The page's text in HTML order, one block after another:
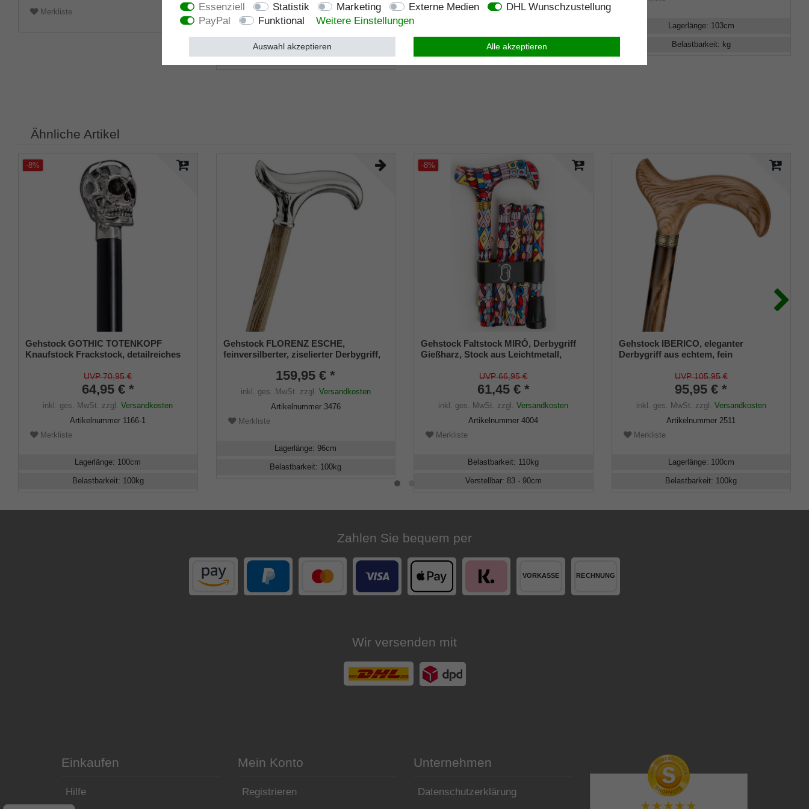
Merkliste
Merkliste
Lagerlänge:100cm
Belastbarkeit:100kg
Lagerlänge: 103cm
Belastbarkeit: kg
Ähnliche Artikel
-8%
Gehstock GOTHIC TOTENKOPF
Knaufstock Frackstock, detailreiches
Totenschädels, aufgesetzt auf einen
Stock aus Buchenholz seidenmatt-
schwarz lackiert, inklusiv
Schlankpuffer.
UVP 70,95 €
64,95 € *
inkl. ges. MwSt. zzgl.Versandkosten
Artikelnummer 1166-1
Merkliste
Lagerlänge: 100cm
Belastbarkeit: 100kg
Gehstock FLORENZ ESCHE,
feinversilberter, ziselierter Derbygriff,
zart geflammt, inklusive passendem
Gummipuffer
159,95 € *
inkl. ges. MwSt. zzgl. Versandkosten
Artikelnummer 3476
Merkliste
Lagerlänge:96cm
Belastbarkeit: 100kg
-8%
Gehstock Faltstock MIRÓ, Derbygriff
Gießharz, Stock aus Leichtmetall,
Schlankpuffer, Halteklammer und
UVP 66,95 €
61,45 € *
inkl. ges. MwSt. zzgl.Versandkosten
Artikelnummer4004
Merkliste
Belastbarkeit: 110kg
Verstellbar: 83 - 90cm
Gehstock IBERICO, eleganter
Derbygriff aus echtem, fein
mit Messing-Schmuckring auf einen
Stock aus edlem, geschältem
Perlcongo-Kastanienholz, inklusive
Gummipuffer.
UVP 105,95 €
95,95 € *
inkl. ges. MwSt. zzgl. Versandkosten
Artikelnummer2511
Merkliste
Lagerlänge: 100cm
Belastbarkeit: 100kg
Zahlen Sie bequem per
Wir versenden mit
Einkaufen
Hilfe
Mein Konto
Registrieren
Unternehmen
Datenschutzerklärung
Essenziell
Statistik Marketing Externe Medien
DHL Wunschzustellung
PayPal
Funktional Weitere Einstellungen
Alle akzeptieren
Auswahl akzeptieren